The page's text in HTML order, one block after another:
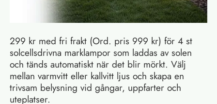
299 kr med fri frakt (Ord. pris 999 kr) för 4 st
solcellsdrivna marklampor som laddas av solen
och tänds automatiskt när det blir mörkt. Välj
mellan varmvitt eller kallvitt ljus och skapa en
trivsam belysning vid gångar, uppfarter och
uteplatser.